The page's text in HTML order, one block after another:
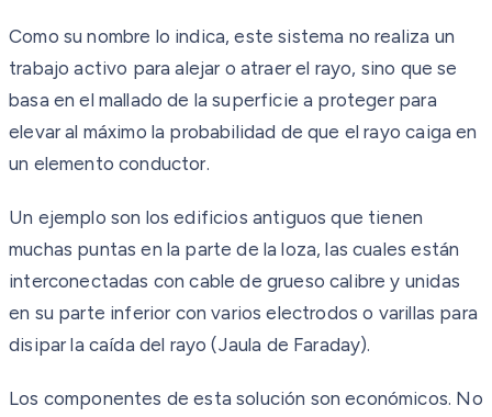
Como su nombre lo indica, este sistema no realiza un
trabajo activo para alejar o atraer el rayo, sino que se
basa en el mallado de la superficie a proteger para
elevar al máximo la probabilidad de que el rayo caiga en
un elemento conductor.
Un ejemplo son los edificios antiguos que tienen
muchas puntas en la parte de la loza, las cuales están
interconectadas con cable de grueso calibre y unidas
en su parte inferior con varios electrodos o varillas para
disipar la caída del rayo (Jaula de Faraday).
Los componentes de esta solución son económicos. No